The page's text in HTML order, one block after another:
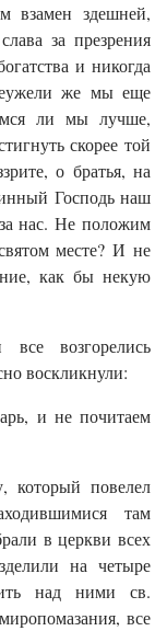
взамен здешней,
за презрения
и никогда
же мы еще
ли мы лучше,
скорее той
о братья, на
Господь наш
нас. Не положим
месте? И не
как бы некую
возгорелись
воскликнули:
и не почитаем
который повелел
там
в церкви всех
на четыре
над ними св.
все